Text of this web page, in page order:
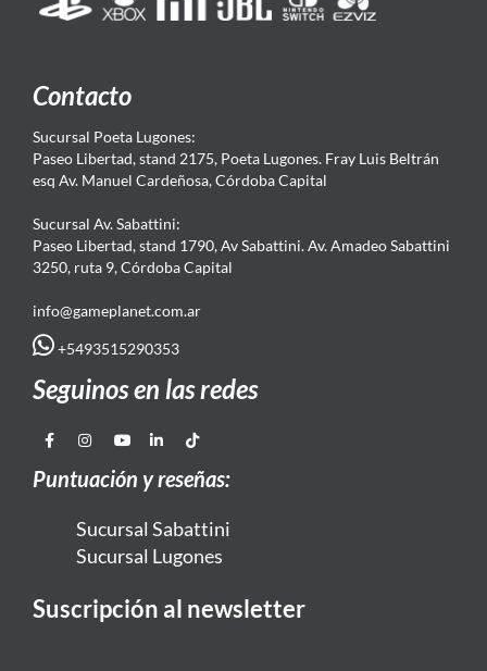
Contacto
Sucursal Poeta Lugones:
Paseo Libertad, stand 2175, Poeta Lugones. Fray Luis Beltrán
esq Av. Manuel Cardeñosa, Córdoba Capital
Sucursal Av. Sabattini:
Paseo Libertad, stand 1790, Av Sabattini. Av. Amadeo Sabattini
3250, ruta 9, Córdoba Capital
info@gameplanet.com.ar
+5493515290353
Seguinos en las redes
Puntuación y reseñas:
Sucursal Sabattini
Sucursal Lugones
Suscripción al newsletter